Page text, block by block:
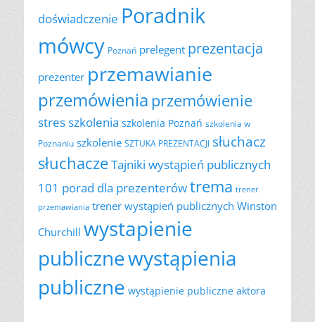
doświadczenie Poradnik
mówcy Poznań prelegent prezentacja
prezenter przemawianie
przemówieniaprzemówienie
stresszkolenia szkolenia Poznań szkolenia w
Poznaniu szkolenie SZTUKA PREZENTACJI słuchacz
słuchaczeTajniki wystąpień publicznych
101 porad dla prezenterówtrema trener
przemawiania trener wystąpień publicznych Winston
Churchill wystapienie
publicznewystąpienia
publiczne wystąpienie publiczne aktora